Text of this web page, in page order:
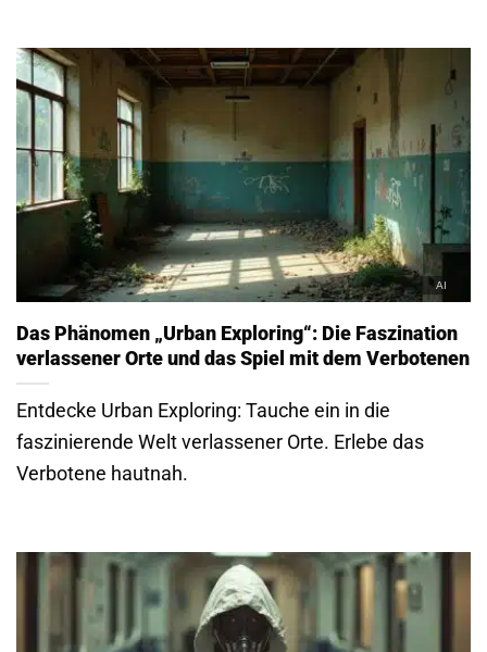
Das Phänomen „Urban Exploring“: Die Faszination
verlassener Orte und das Spiel mit dem Verbotenen
Entdecke Urban Exploring: Tauche ein in die
faszinierende Welt verlassener Orte. Erlebe das
Verbotene hautnah.